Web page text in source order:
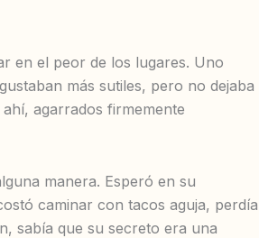
en el peor de los lugares. Uno
más sutiles, pero no dejaba
agarrados firmemente
manera. Esperó en su
caminar con tacos aguja, perdía
sabía que su secreto era una